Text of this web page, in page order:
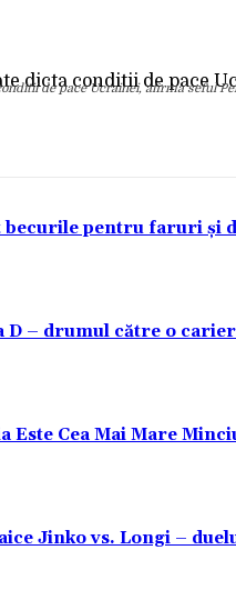
de pace Ucrainei, afirma seful
becurile pentru faruri și
D – drumul către o
Este Cea Mai Mare
Jinko vs. Longi –